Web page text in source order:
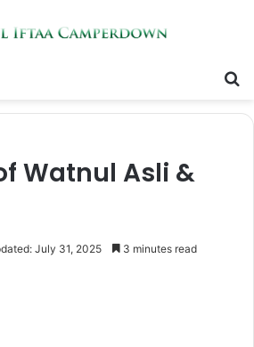
Watnul Asli &
July 31, 2025 3 minutes read